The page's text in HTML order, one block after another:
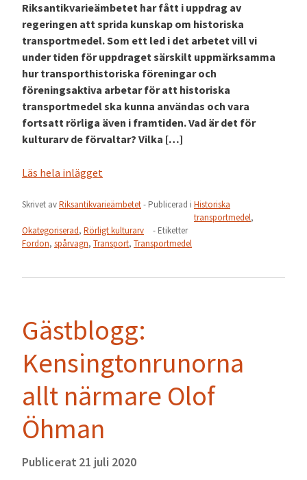
Riksantikvarieämbetet har fått i uppdrag av
regeringen att sprida kunskap om historiska
transportmedel. Som ett led i det arbetet vill vi
under tiden för uppdraget särskilt uppmärksamma
hur transporthistoriska föreningar och
föreningsaktiva arbetar för att historiska
transportmedel ska kunna användas och vara
fortsatt rörliga även i framtiden. Vad är det för
kulturarv de förvaltar? Vilka […]
Läs hela inlägget
Skrivet avRiksantikvarieämbetet- Publicerad i Historiska
transportmedel,
Okategoriserad, Rörligt kulturarv
- Etiketter
Fordon, spårvagn, Transport, Transportmedel
Gästblogg:
Kensingtonrunorna
allt närmare Olof
Öhman
Publicerat 21 juli 2020